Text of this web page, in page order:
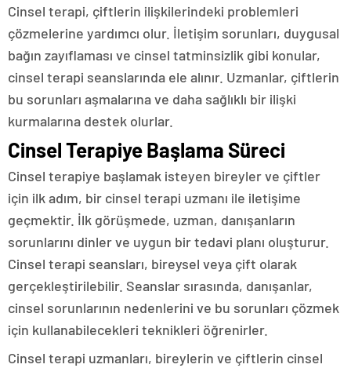
Cinsel terapi, çiftlerin ilişkilerindeki problemleri
çözmelerine yardımcı olur. İletişim sorunları, duygusal
bağın zayıflaması ve cinsel tatminsizlik gibi konular,
cinsel terapi seanslarında ele alınır. Uzmanlar, çiftlerin
bu sorunları aşmalarına ve daha sağlıklı bir ilişki
kurmalarına destek olurlar.
Cinsel Terapiye Başlama Süreci
Cinsel terapiye başlamak isteyen bireyler ve çiftler
için ilk adım, bir cinsel terapi uzmanı ile iletişime
geçmektir. İlk görüşmede, uzman, danışanların
sorunlarını dinler ve uygun bir tedavi planı oluşturur.
Cinsel terapi seansları, bireysel veya çift olarak
gerçekleştirilebilir. Seanslar sırasında, danışanlar,
cinsel sorunlarının nedenlerini ve bu sorunları çözmek
için kullanabilecekleri teknikleri öğrenirler.
Cinsel terapi uzmanları, bireylerin ve çiftlerin cinsel